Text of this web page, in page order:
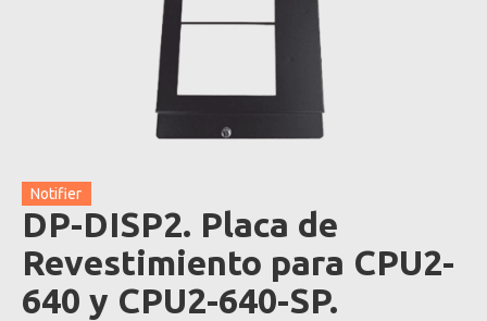
Notifier
DP-DISP2. Placa de
Revestimiento para CPU2-
640 y CPU2-640-SP.